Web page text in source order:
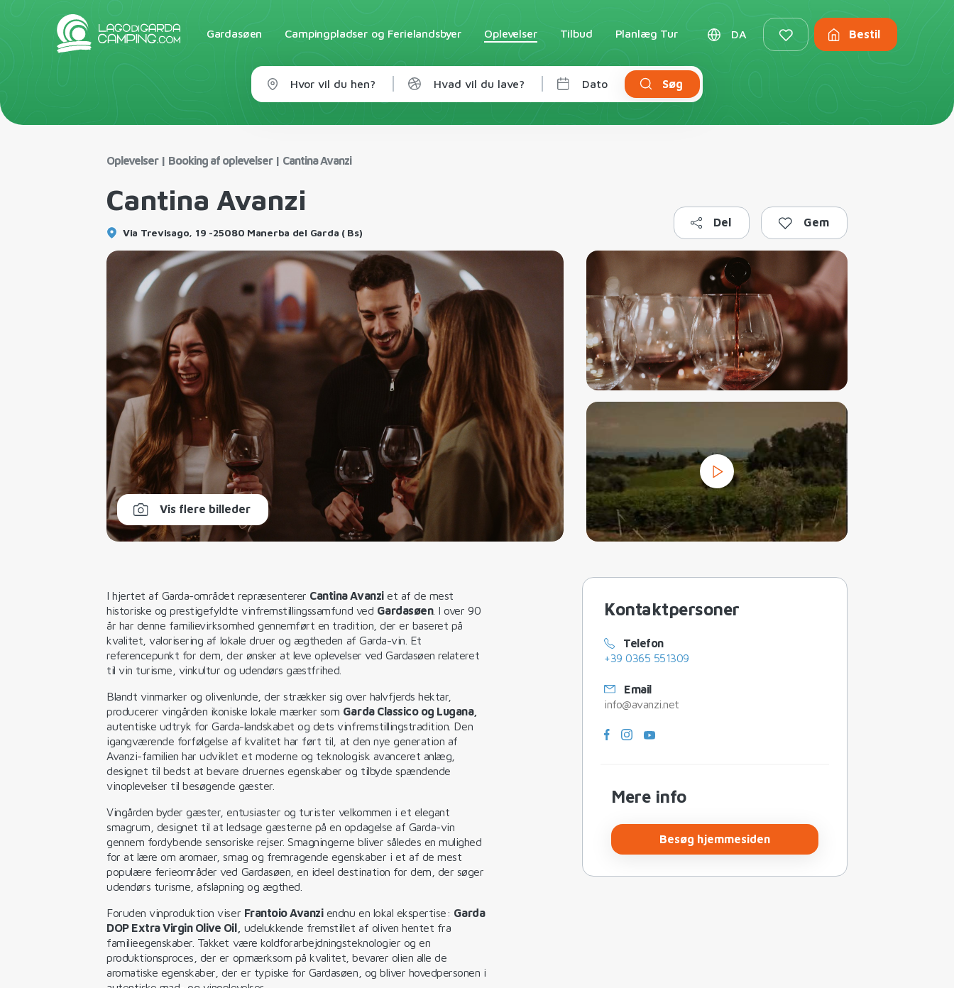
Gardasøen Campingpladser og Ferielandsbyer Oplevelser Tilbud Planlæg Tur DA Bestil
Hvor vil du hen? Hvad vil du lave? Dato Søg
Oplevelser| Booking af oplevelser| Cantina Avanzi
Cantina Avanzi
Via Trevisago, 19 -25080 Manerba del Garda ( Bs)
Del Gem
Vis flere billeder
I hjertet af Garda-området repræsenterer Cantina Avanziet af de mest
historiske og prestigefyldte vinfremstillingssamfund ved Gardasøen. I over 90
år har denne familievirksomhed gennemført en tradition, der er baseret på
kvalitet, valorisering af lokale druer og ægtheden af Garda-vin. Et
referencepunkt for dem, der ønsker at leve oplevelser ved Gardasøen relateret
til vin turisme, vinkultur og udendørs gæstfrihed.
Blandt vinmarker og olivenlunde, der strækker sig over halvfjerds hektar,
producerer vingården ikoniske lokale mærker som Garda Classico og Lugana,
autentiske udtryk for Garda-landskabet og dets vinfremstillingstradition. Den
igangværende forfølgelse af kvalitet har ført til, at den nye generation af
Avanzi-familien har udviklet et moderne og teknologisk avanceret anlæg,
designet til bedst at bevare druernes egenskaber og tilbyde spændende
vinoplevelser til besøgende gæster.
Vingården byder gæster, entusiaster og turister velkommen i et elegant
smagrum, designet til at ledsage gæsterne på en opdagelse af Garda-vin
gennem fordybende sensoriske rejser. Smagningerne bliver således en mulighed
for at lære om aromaer, smag og fremragende egenskaber i et af de mest
populære ferieområder ved Gardasøen, en ideel destination for dem, der søger
udendørs turisme, afslapning og ægthed.
Foruden vinproduktion viser Frantoio Avanziendnu en lokal ekspertise: Garda
DOP Extra Virgin Olive Oil, udelukkende fremstillet af oliven hentet fra
familieegenskaber. Takket være koldforarbejdningsteknologier og en
produktionsproces, der er opmærksom på kvalitet, bevarer olien alle de
aromatiske egenskaber, der er typiske for Gardasøen, og bliver hovedpersonen i
Kontaktpersoner
Telefon
+39 0365 551309
Email
info@avanzi.net
Mere info
Besøg hjemmesiden